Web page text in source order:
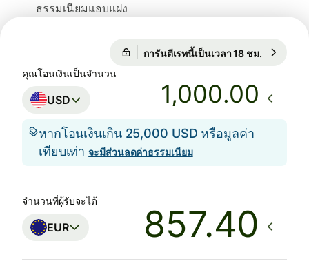
ธรรมเนียมแอบแฝง
การันตีเรทนี้เป็นเวลา 18 ชม.
การันตีเรทนี้เป็นเวลา 18 ชม.
คุณโอนเงินเป็นจำนวน
USD .00
หากโอนเงินเกิน 25,000 USD หรือมูลค่า
เทียบเท่าจะมีส่วนลดค่าธรรมเนียม
จำนวนที่ผู้รับจะได้
EUR